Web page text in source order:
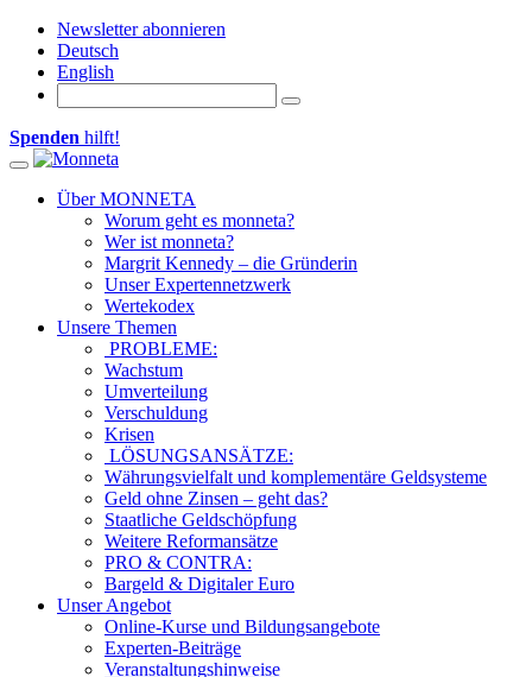
Newsletter abonnieren
Deutsch
English
Spenden hilft!
Toggle navigation
Über MONNETA
Worum geht es monneta?
Wer ist monneta?
Margrit Kennedy – die Gründerin
Unser Expertennetzwerk
Wertekodex
Unsere Themen
PROBLEME:
Wachstum
Umverteilung
Verschuldung
Krisen
LÖSUNGSANSÄTZE:
Währungsvielfalt und komplementäre Geldsysteme
Geld ohne Zinsen – geht das?
Staatliche Geldschöpfung
Weitere Reformansätze
PRO & CONTRA:
Bargeld & Digitaler Euro
Unser Angebot
Online-Kurse und Bildungsangebote
Experten-Beiträge
Veranstaltungshinweise